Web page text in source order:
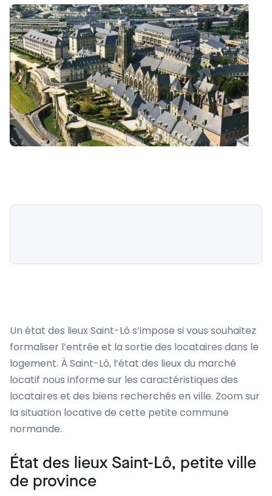
Un état des lieux Saint-Lô s’impose si vous souhaitez
formaliser l’entrée et la sortie des locataires dans le
logement. À Saint-Lô, l’état des lieux du marché
locatif nous informe sur les caractéristiques des
locataires et des biens recherchés en ville. Zoom sur
la situation locative de cette petite commune
normande.
État des lieux Saint-Lô, petite ville
de province